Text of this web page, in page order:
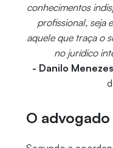
conhecimentos
profissional, seja
aquele que traça o
no jurídico
- Danilo Menezes
O